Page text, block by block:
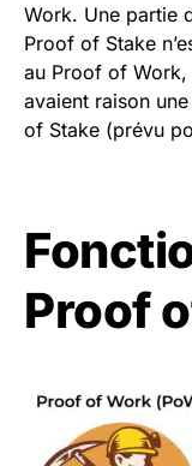
Work. Une partie
Proof of Stake
au Proof of Work,
avaient raison
of Stake (prévu
Proof